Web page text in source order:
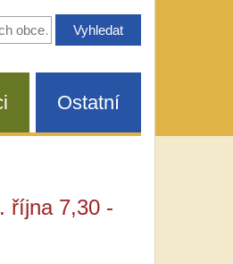
Ostatní
října 7,30 -